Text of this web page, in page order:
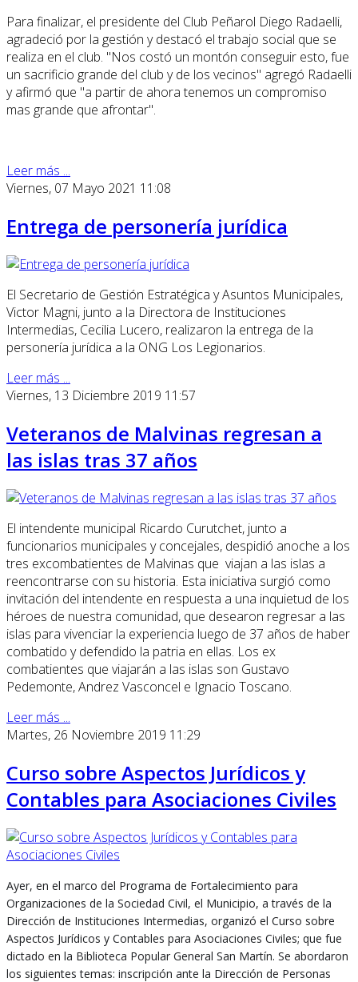
Para finalizar, el presidente del Club Peñarol Diego Radaelli,
agradeció por la gestión y destacó el trabajo social que se
realiza en el club. "Nos costó un montón conseguir esto, fue
un sacrificio grande del club y de los vecinos" agregó Radaelli
y afirmó que "a partir de ahora tenemos un compromiso
mas grande que afrontar".
Leer más ...
Viernes, 07 Mayo 2021 11:08
Entrega de personería jurídica
El Secretario de Gestión Estratégica y Asuntos Municipales,
Victor Magni, junto a la Directora de Instituciones
Intermedias, Cecilia Lucero, realizaron la entrega de la
personería jurídica a la ONG Los Legionarios.
Leer más ...
Viernes, 13 Diciembre 2019 11:57
Veteranos de Malvinas regresan a
las islas tras 37 años
El intendente municipal Ricardo Curutchet, junto a
funcionarios municipales y concejales, despidió anoche a los
tres excombatientes de Malvinas que viajan a las islas a
reencontrarse con su historia. Esta iniciativa surgió como
invitación del intendente en respuesta a una inquietud de los
héroes de nuestra comunidad, que desearon regresar a las
islas para vivenciar la experiencia luego de 37 años de haber
combatido y defendido la patria en ellas. Los ex
combatientes que viajarán a las islas son Gustavo
Pedemonte, Andrez Vasconcel e Ignacio Toscano.
Leer más ...
Martes, 26 Noviembre 2019 11:29
Curso sobre Aspectos Jurídicos y
Contables para Asociaciones Civiles
Ayer, en el marco del Programa de Fortalecimiento para
Organizaciones de la Sociedad Civil, el Municipio, a través de la
Dirección de Instituciones Intermedias, organizó el Curso sobre
Aspectos Jurídicos y Contables para Asociaciones Civiles; que fue
dictado en la Biblioteca Popular General San Martín. Se abordaron
los siguientes temas: inscripción ante la Dirección de Personas